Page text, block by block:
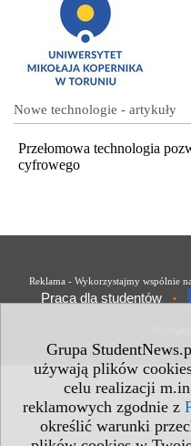
Grupa
używają plików
celu realizacji
reklamowych zgodnie z
określić warunki
Nowe technologie - artykuły
Przełomowa technologia
cyfrowego
Reklama - Wykorzystajmy wspólnie
Praca dla studentów •